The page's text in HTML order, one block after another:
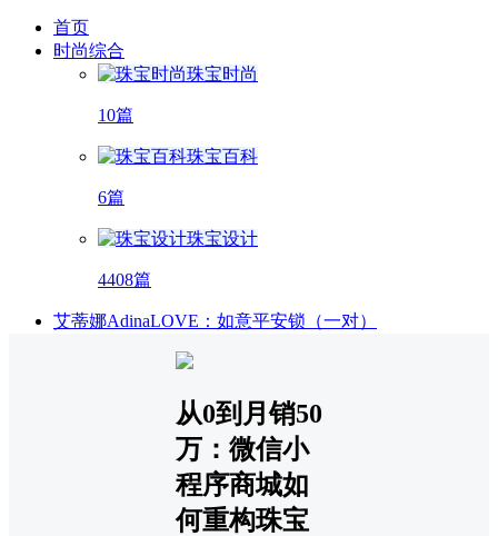
首页
时尚综合
珠宝时尚
10篇
珠宝百科
6篇
珠宝设计
4408篇
艾蒂娜AdinaLOVE：如意平安锁（一对）
从0到月销50
万：微信小
程序商城如
何重构珠宝